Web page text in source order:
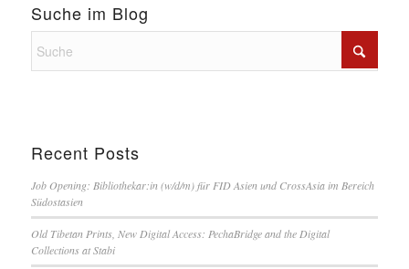
Suche im Blog
Recent Posts
Job Opening: Bibliothekar:in (w/d/m) für FID Asien und CrossAsia im Bereich
Südostasien
Old Tibetan Prints, New Digital Access: PechaBridge and the Digital
Collections at Stabi